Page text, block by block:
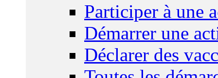
Participer à une
Démarrer une
Déclarer des